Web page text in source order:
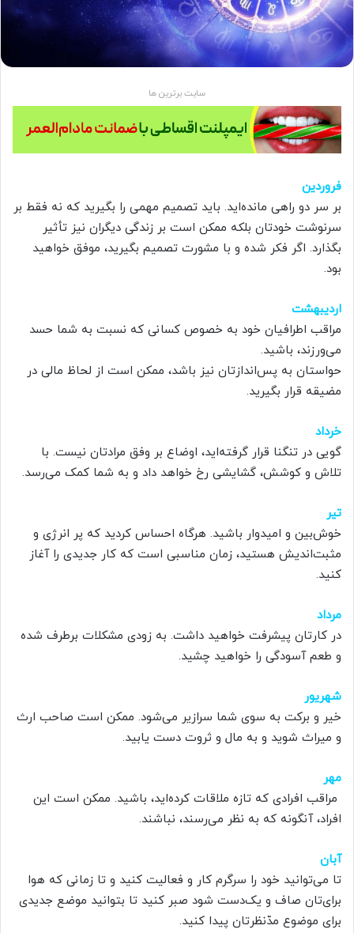
سایت برترین ها
فروردین
بر سر دو راهی مانده‌اید. باید تصمیم مهمی را بگیرید که نه فقط بر
سرنوشت خودتان بلکه ممکن است بر زندگی دیگران نیز تأثیر
بگذارد. اگر فکر شده و با مشورت تصمیم بگیرید، موفق خواهید
بود.
اردیبهشت
مراقب اطرافیان خود به خصوص کسانی که نسبت به شما حسد
می‌ورزند، باشید.
حواستان به پس‌اندازتان نیز باشد، ممکن است از لحاظ مالی در
مضیقه قرار بگیرید.
خرداد
گویی در تنگنا قرار گرفته‌اید، اوضاع بر وفق مرادتان نیست. با
تلاش و کوشش، گشایشی رخ خواهد داد و به شما کمک می‌رسد.
تیر
خوش‌بین و امیدوار باشید. هرگاه احساس کردید که پر انرژی و
مثبت‌اندیش هستید، زمان مناسبی است که کار جدیدی را آغاز
کنید.
مرداد
در کارتان پیشرفت خواهید داشت. به زودی مشکلات برطرف شده
و طعم آسودگی را خواهید چشید.
شهریور
خیر و برکت به سوی شما سرازیر می‌شود. ممکن است صاحب ارث
و میراث شوید و به مال و ثروت دست یابید.
مهر
‌ مراقب افرادی که تازه ملاقات کرده‌اید، باشید. ممکن است این
افراد، آنگونه که به نظر می‌رسند، نباشند.
آبان
تا می‌توانید خود را سرگرم کار و فعالیت کنید و تا زمانی که هوا
برای‌تان صاف و یک‌دست شود صبر کنید تا بتوانید موضع جدیدی
برای موضوع مدّنظرتان پیدا کنید.